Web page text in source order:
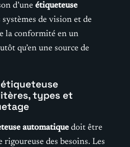
d’une étiqueteuse
systèmes de vision et de
la conformité en un
qu’en une source de
types et
automatique doit être
rigoureuse des besoins. Les